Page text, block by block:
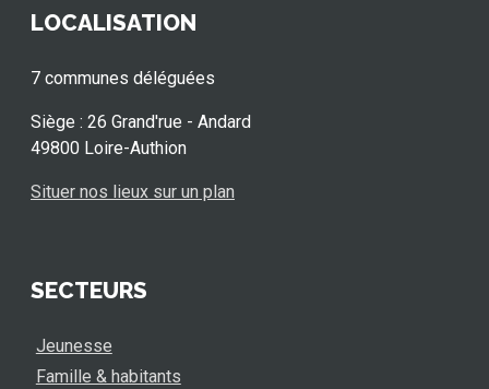
LOCALISATION
7 communes déléguées
Siège : 26 Grand'rue - Andard
49800 Loire-Authion
Situer nos lieux sur un plan
SECTEURS
Jeunesse
Famille & habitants